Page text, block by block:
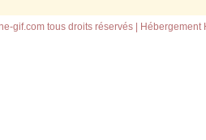
gif.com tous droits réservés | Hébergement